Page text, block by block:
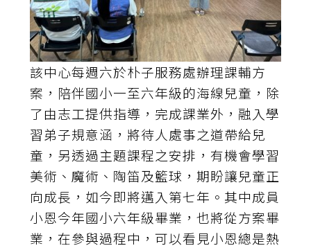
該中心每週六於朴子服務處辦理課輔方
案，陪伴國小一至六年級的海線兒童，除
了由志工提供指導，完成課業外，融入學
習弟子規意涵，將待人處事之道帶給兒
童，另透過主題課程之安排，有機會學習
美術、魔術、陶笛及籃球，期盼讓兒童正
向成長，如今即將邁入第七年。其中成員
小恩今年國小六年級畢業，也將從方案畢
業，在參與過程中，可以看見小恩總是熱